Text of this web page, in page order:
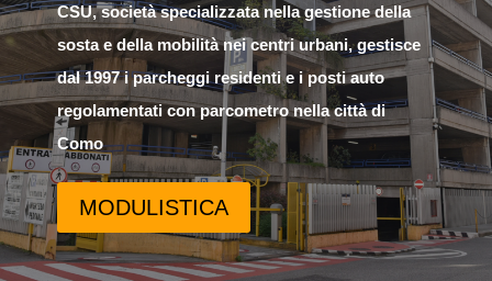
CSU, società specializzata nella gestione della
sosta e della mobilità nei centri urbani, gestisce
dal 1997 i parcheggi residenti e i posti auto
regolamentati con parcometro nella città di
Como
MODULISTICA